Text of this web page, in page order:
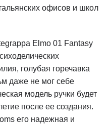
офисов и школ
Elmo 01 Fantasy
голубая горечавка
даже не мог себе
модель ручки будет
после ее создания.
его надежная и